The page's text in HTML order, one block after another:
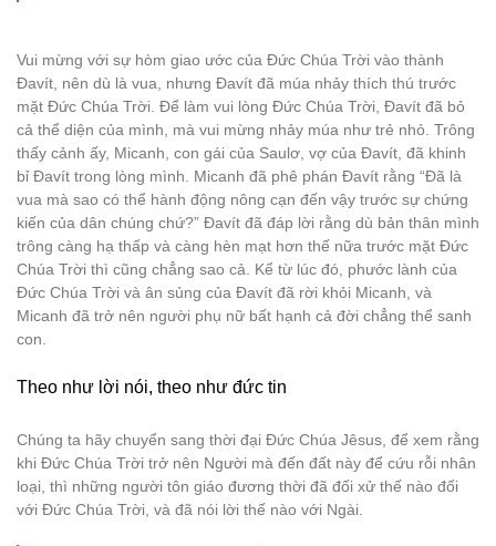
Vui mừng với sự hòm giao ước của Đức Chúa Trời vào thành
Đavít, nên dù là vua, nhưng Đavít đã múa nhảy thích thú trước
mặt Đức Chúa Trời. Để làm vui lòng Đức Chúa Trời, Đavít đã bỏ
cả thể diện của mình, mà vui mừng nhảy múa như trẻ nhỏ. Trông
thấy cảnh ấy, Micanh, con gái của Saulơ, vợ của Đavít, đã khinh
bỉ Đavít trong lòng mình. Micanh đã phê phán Đavít rằng “Đã là
vua mà sao có thể hành động nông cạn đến vậy trước sự chứng
kiến của dân chúng chứ?” Đavít đã đáp lời rằng dù bản thân mình
trông càng hạ thấp và càng hèn mạt hơn thế nữa trước mặt Đức
Chúa Trời thì cũng chẳng sao cả. Kể từ lúc đó, phước lành của
Đức Chúa Trời và ân sủng của Đavít đã rời khỏi Micanh, và
Micanh đã trở nên người phụ nữ bất hạnh cả đời chẳng thể sanh
con.
Theo như lời nói, theo như đức tin
Chúng ta hãy chuyển sang thời đại Đức Chúa Jêsus, để xem rằng
khi Đức Chúa Trời trở nên Người mà đến đất này để cứu rỗi nhân
loại, thì những người tôn giáo đương thời đã đối xử thế nào đối
với Đức Chúa Trời, và đã nói lời thế nào với Ngài.